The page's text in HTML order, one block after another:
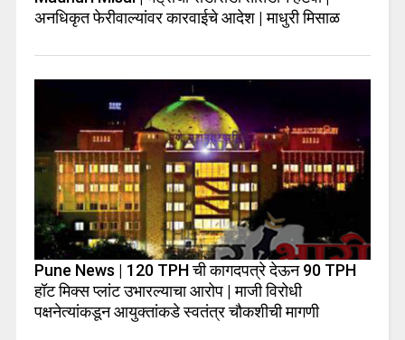
अनधिकृत फेरीवाल्यांवर कारवाईचे आदेश | माधुरी मिसाळ
Pune News | 120 TPH ची कागदपत्रे देऊन 90 TPH
हॉट मिक्स प्लांट उभारल्याचा आरोप | माजी विरोधी
पक्षनेत्यांकडून आयुक्तांकडे स्वतंत्र चौकशीची मागणी